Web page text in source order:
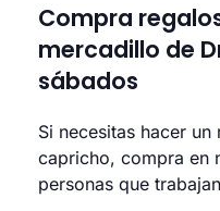
Compra
mercadillo de
sábados
Si necesitas hacer
capricho, compra en
personas que